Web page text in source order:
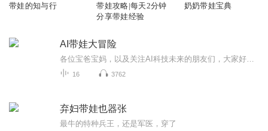
带娃的知与行
带娃攻略|每天2分钟
分享带娃经验
奶奶带娃宝典
AI带娃大冒险
16 3762
弃妇带娃也器张
最牛的特种兵王，还是军医，穿了